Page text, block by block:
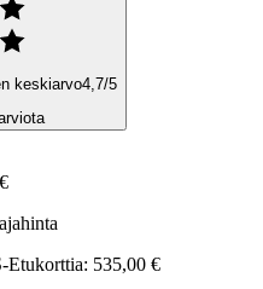
keskiarvo4,7/5
Etukorttia: 535,00 €